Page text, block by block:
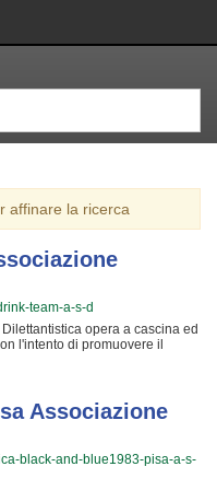
affinare la ricerca
team-a-s-d
opera a cascina ed
l'intento di promuovere il
Cascina Drink Team
nella comunità di cascina ha
in tutto il percorso di crescita
I loro istruttori di calcio sono tra
i più adatti a
a giocare e dei ragazzi che
questo motivo Cascina Drink
felice di accogliere anche tuo
il successo che merita in
Associazione
black-and-blue1983-pisa-a-s-